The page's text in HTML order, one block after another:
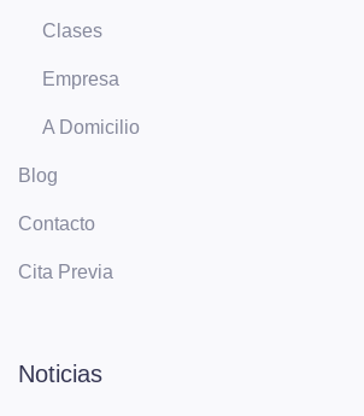
Clases
Empresa
A Domicilio
Blog
Contacto
Cita Previa
Noticias